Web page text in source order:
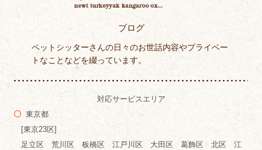
ブログ
ペットシッターさんの日々のお世話内容やプライベー
トなことなどを綴っています。
対応サービスエリア
東京都
[東京23区]
足立区 荒川区 板橋区 江戸川区 大田区 葛飾区 北区 江